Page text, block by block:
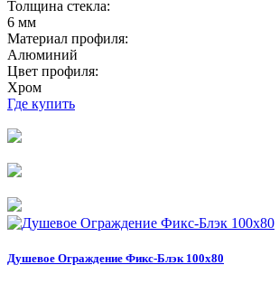
Толщина стекла:
6 мм
Материал профиля:
Алюминий
Цвет профиля:
Хром
Где купить
Душевое Ограждение Фикс-Блэк 100х80